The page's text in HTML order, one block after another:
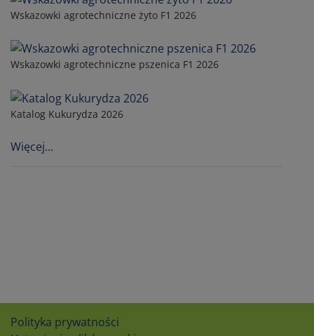
Wskazowki agrotechniczne żyto F1 2026
Wskazowki agrotechniczne pszenica F1 2026
Katalog Kukurydza 2026
Więcej...
Polityka prywatności